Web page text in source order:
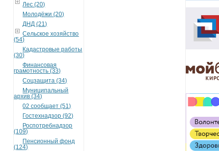
Лес (20)
Молодёжи (20)
ДНД (21)
Сельское хозяйство
(54)
Кадастровые работы
(30)
Финансовая
грамотность (33)
Соцзащита (34)
Муниципальный
архив (34)
02 сообщает (51)
Гостехнадзор (92)
Роспотребнадзор
(109)
Пенсионный фонд
(124)